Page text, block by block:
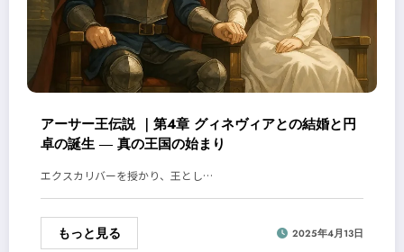
アーサー王伝説 ｜第4章 グィネヴィアとの結婚と円
卓の誕生 ― 真の王国の始まり
エクスカリバーを授かり、王とし…
もっと見る 2025年4月13日